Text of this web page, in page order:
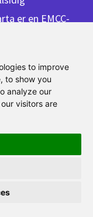
to improve
to show you
analyze our
visitors are
er en EMCC-
og en PCC ICF
standarder.
vi